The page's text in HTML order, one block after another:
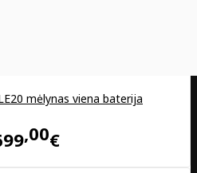
mėlynas viena baterija
00€